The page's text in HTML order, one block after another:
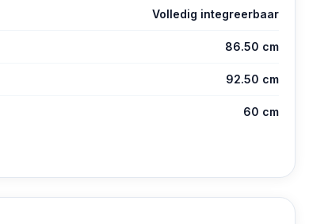
Volledig integreerbaar
86.50 cm
92.50 cm
60 cm